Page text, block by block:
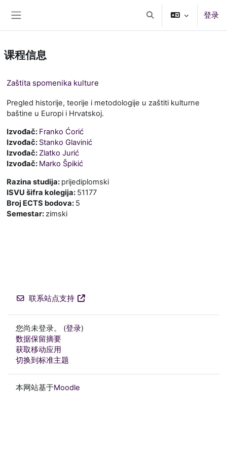
切换搜索输入 登录
课程信息
Zaštita spomenika kulture
Pregled historije, teorije i metodologije u zaštiti kulturne
baštine u Europi i Hrvatskoj.
Izvođač: Franko Ćorić
Izvođač: Stanko Glavinić
Izvođač: Zlatko Jurić
Izvođač: Marko Špikić
Razina studija: prijediplomski
ISVU šifra kolegija: 51177
Broj ECTS bodova: 5
Semestar:zimski
联系站点支持
您尚未登录。 (登录)
‎数据保留摘要‎
获取移动应用
切换到标准主题
本网站基于Moodle